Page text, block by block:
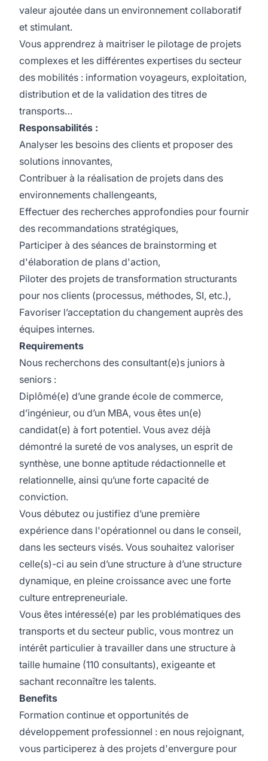
valeur ajoutée dans un environnement collaboratif
et stimulant.
Vous apprendrez à maitriser le pilotage de projets
complexes et les différentes expertises du secteur
des mobilités : information voyageurs, exploitation,
distribution et de la validation des titres de
transports…
Responsabilités :
Analyser les besoins des clients et proposer des
solutions innovantes,
Contribuer à la réalisation de projets dans des
environnements challengeants,
Effectuer des recherches approfondies pour fournir
des recommandations stratégiques,
Participer à des séances de brainstorming et
d'élaboration de plans d'action,
Piloter des projets de transformation structurants
pour nos clients (processus, méthodes, SI, etc.),
Favoriser l’acceptation du changement auprès des
équipes internes.
Requirements
Nous recherchons des consultant(e)s juniors à
seniors :
Diplômé(e) d’une grande école de commerce,
d’ingénieur, ou d’un MBA, vous êtes un(e)
candidat(e) à fort potentiel. Vous avez déjà
démontré la sureté de vos analyses, un esprit de
synthèse, une bonne aptitude rédactionnelle et
relationnelle, ainsi qu’une forte capacité de
conviction.
Vous débutez ou justifiez d’une première
expérience dans l'opérationnel ou dans le conseil,
dans les secteurs visés. Vous souhaitez valoriser
celle(s)-ci au sein d’une structure à d’une structure
dynamique, en pleine croissance avec une forte
culture entrepreneuriale.
Vous êtes intéressé(e) par les problématiques des
transports et du secteur public, vous montrez un
intérêt particulier à travailler dans une structure à
taille humaine (110 consultants), exigeante et
sachant reconnaître les talents.
Benefits
Formation continue et opportunités de
développement professionnel : en nous rejoignant,
vous participerez à des projets d'envergure pour